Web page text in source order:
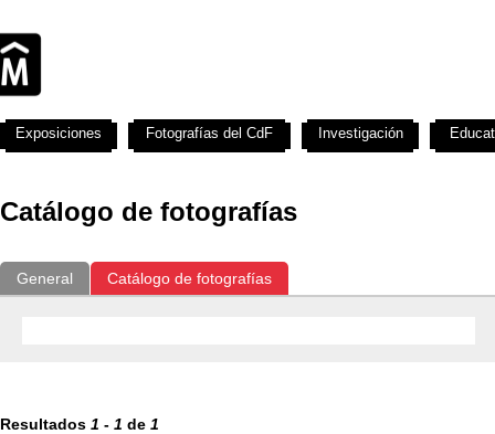
Catálogo de fotografías
General Catálogo de fotografías
Resultados 1 - 1 de 1
Exposiciones Fotografías del CdF Investigación